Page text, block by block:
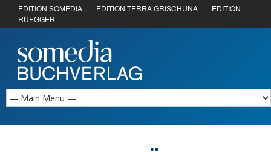
EDITION SOMEDIA EDITION TERRA GRISCHUNA
EDITION
RÜEGGER